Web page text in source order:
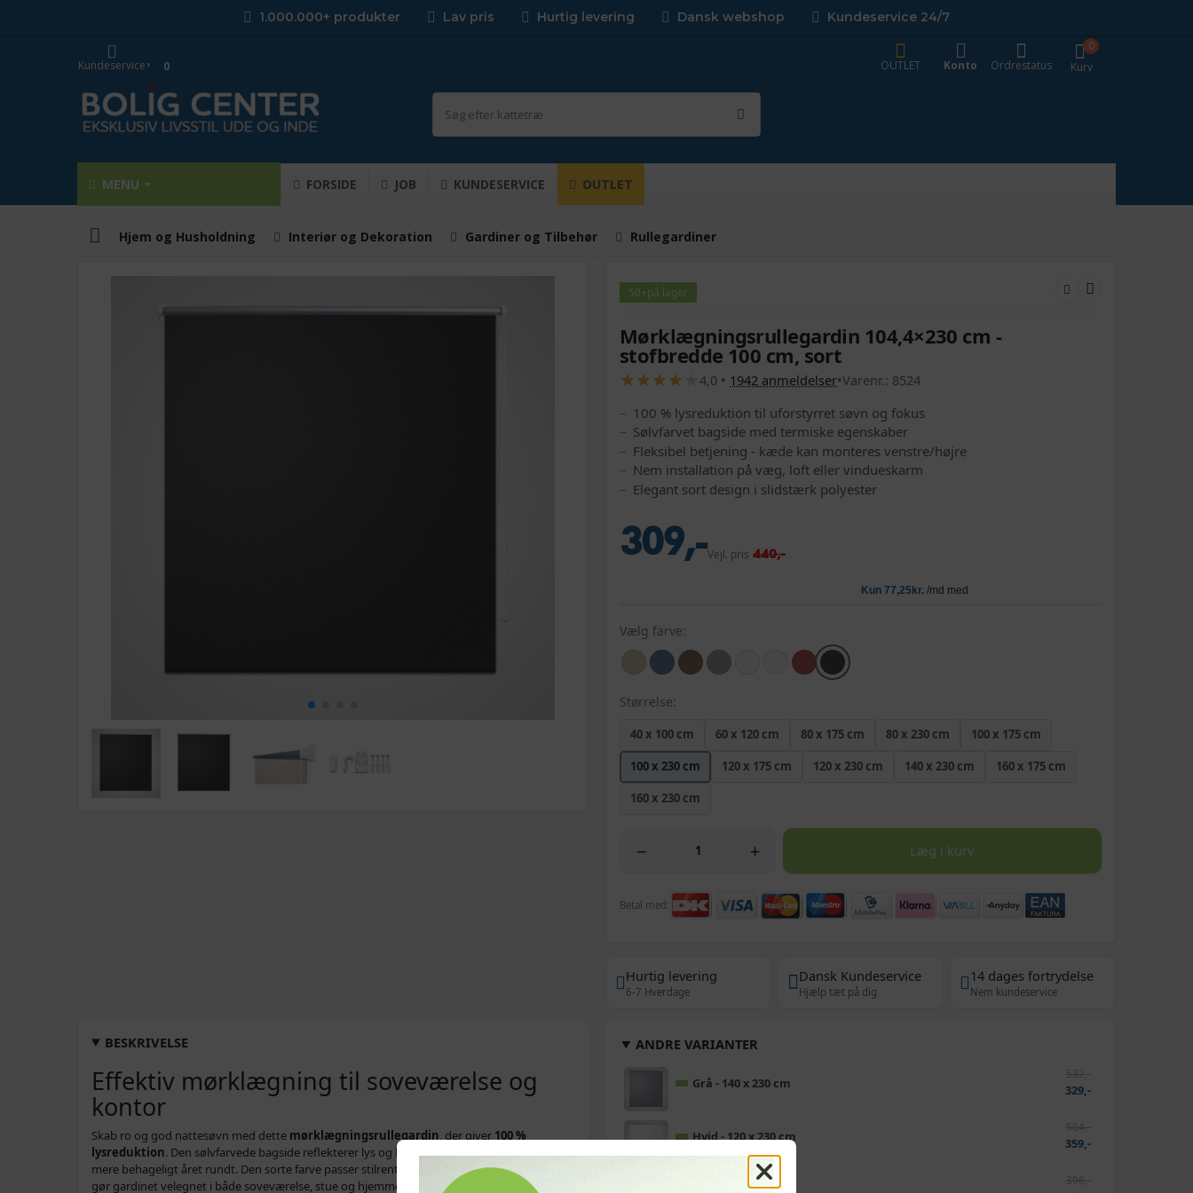
1.000.000+ produkter Lav pris Hurtig levering Dansk webshop Kundeservice 24/7
Kurv
0
OUTLET
Konto Ordrestatus
Kundeservice 0
MENU FORSIDE JOB KUNDESERVICE OUTLET
Hjem og Husholdning Interiør og Dekoration Gardiner og Tilbehør Rullegardiner
50+på lager
Mørklægningsrullegardin 104,4×230 cm -
stofbredde 100 cm, sort
★
★★
★★
★★
★ 4,0 • 1942 anmeldelser•Varenr.: 8524
100 % lysreduktion til uforstyrret søvn og fokus
Sølvfarvet bagside med termiske egenskaber
Fleksibel betjening - kæde kan monteres venstre/højre
Nem installation på væg, loft eller vindueskarm
Elegant sort design i slidstærk polyester
309,-Vejl. pris 440,-
Vælg farve:
Størrelse:
40 x 100 cm 60 x 120 cm 80 x 175 cm 80 x 230 cm
100 x 175 cm
100 x 230 cm
120 x 175 cm 120 x 230 cm 140 x 230 cm
160 x 175 cm
160 x 230 cm
− + Læg i kurv
Betal med:
Hurtig levering
6-7 Hverdage
Dansk Kundeservice
Hjælp tæt på dig
14 dages fortrydelse
Nem kundeservice
BESKRIVELSE
Effektiv mørklægning til soveværelse og
kontor
Skab ro og god nattesøvn med dette mørklægningsrullegardin , der giver 100 %
lysreduktion. Den sølvfarvede bagside reflekterer lys og hjælper med at holde rummet
mere behageligt året rundt. Den sorte farve passer stilrent ind i de fleste indretninger og
gør gardinet velegnet i både soveværelse, stue og hjemmekontor.
ANDRE VARIANTER
Grå - 140 x 230 cm
532,-
329,-
Hvid - 120 x 230 cm
504,-
359,-
Grå - 80 x 230 cm
396,-